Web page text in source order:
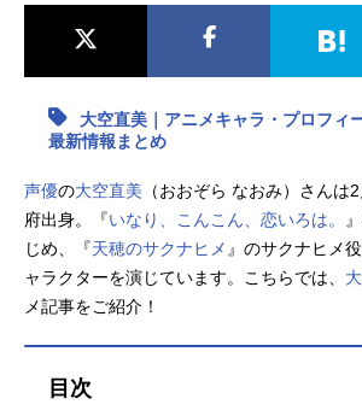
最新記事一覧
アニメ記事一覧 声優記
アニメ映画一覧 実写化
今期アニメ曜日別一覧
春アニメ 夏アニ
秋アニメ
大空直美｜アニメキャラ・プロフィ
最新情報まとめ
声優の大空直美 （おおぞら なおみ）さんは
府出身。『いなり、こんこん、恋いろは。
じめ、『天穂のサクナヒメ 』のサクナヒメ
ャラクターを演じています。こちらでは、
メ記事をご紹介！
目次